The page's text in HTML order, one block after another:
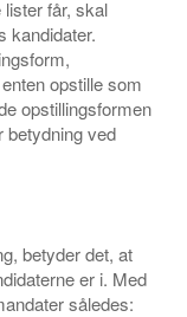
får, skal
kandidater.
opstille som
opstillingsformen
betydning ved
betyder det, at
er i. Med
således: